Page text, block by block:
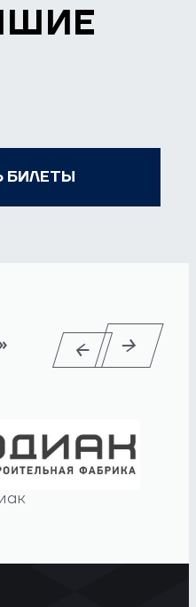
БИЛЕТЫ